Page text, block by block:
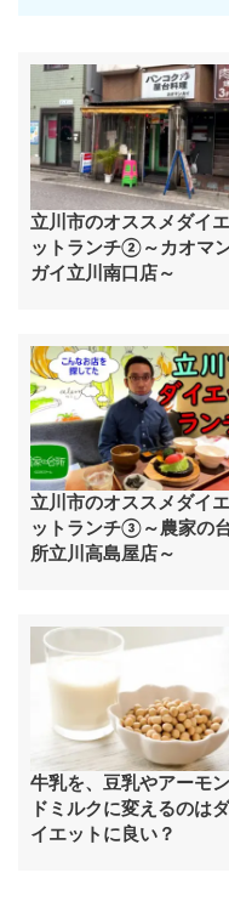
立川市のオススメダイエ
ットランチ②～カオマ
ガイ立川南口店～
立川市のオススメダイエ
ットランチ③～農家の
所立川高島屋店～
牛乳を、豆乳やアーモン
ドミルクに変えるのはダ
イエットに良い？